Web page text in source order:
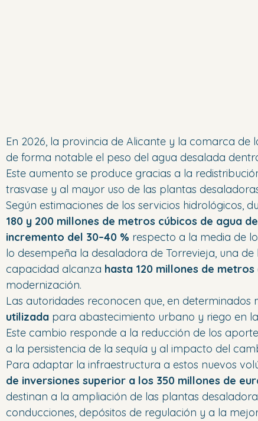
En 2026, la provincia de Alicante y la comarca de
de forma notable el peso del agua desalada
Este aumento se produce gracias a la
trasvase y al mayor uso de las plantas
Según estimaciones de los servicios hidrológicos,
180 y 200 millones de metros cúbicos de agua
incremento del 30–40 % respecto a la media de
lo desempeña la desaladora de Torrevieja, una
capacidad alcanza hasta 120 millones de metros
modernización.
Las autoridades reconocen que, en determinados
utilizada para abastecimiento urbano y riego en
Este cambio responde a la reducción de los
a la persistencia de la sequía y al impacto del
Para adaptar la infraestructura a estos nuevos
de inversiones superior a los 350 millones de
destinan a la ampliación de las plantas
conducciones, depósitos de regulación y a la